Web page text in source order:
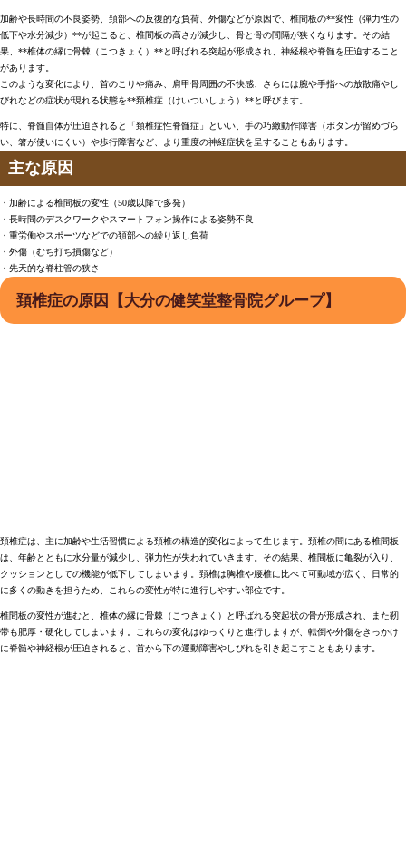
加齢や長時間の不良姿勢、頚部への反復的な負荷、外傷などが原因で、椎間板の**変性（弾力性の
低下や水分減少）**が起こると、椎間板の高さが減少し、骨と骨の間隔が狭くなります。その結
果、**椎体の縁に骨棘（こつきょく）**と呼ばれる突起が形成され、神経根や脊髄を圧迫すること
があります。
このような変化により、首のこりや痛み、肩甲骨周囲の不快感、さらには腕や手指への放散痛やし
びれなどの症状が現れる状態を**頚椎症（けいついしょう）**と呼びます。
特に、脊髄自体が圧迫されると「頚椎症性脊髄症」といい、手の巧緻動作障害（ボタンが留めづら
い、箸が使いにくい）や歩行障害など、より重度の神経症状を呈することもあります。
主な原因
・加齢による椎間板の変性（50歳以降で多発）
・長時間のデスクワークやスマートフォン操作による姿勢不良
・重労働やスポーツなどでの頚部への繰り返し負荷
・外傷（むち打ち損傷など）
・先天的な脊柱管の狭さ
頚椎症の原因【大分の健笑堂整骨院グループ】
頚椎症は、主に加齢や生活習慣による頚椎の構造的変化によって生じます。頚椎の間にある椎間板
は、年齢とともに水分量が減少し、弾力性が失われていきます。その結果、椎間板に亀裂が入り、
クッションとしての機能が低下してしまいます。頚椎は胸椎や腰椎に比べて可動域が広く、日常的
に多くの動きを担うため、これらの変性が特に進行しやすい部位です。
椎間板の変性が進むと、椎体の縁に骨棘（こつきょく）と呼ばれる突起状の骨が形成され、また靭
帯も肥厚・硬化してしまいます。これらの変化はゆっくりと進行しますが、転倒や外傷をきっかけ
に脊髄や神経根が圧迫されると、首から下の運動障害やしびれを引き起こすこともあります。